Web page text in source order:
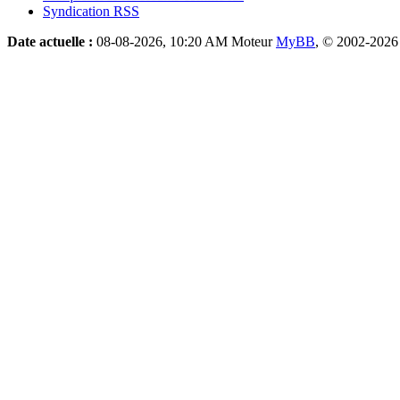
Syndication RSS
Date actuelle : 08-08-2026, 10:20 AM MoteurMyBB, © 2002-2026